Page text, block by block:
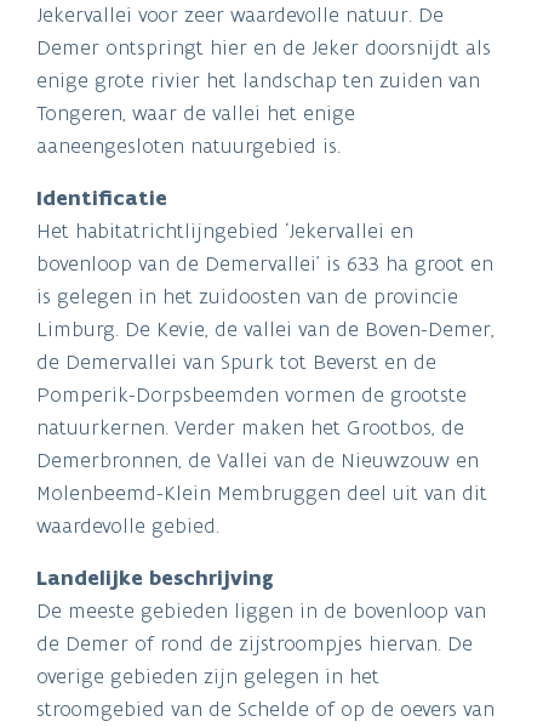
Jekervallei voor zeer waardevolle natuur. De
Demer ontspringt hier en de Jeker doorsnijdt als
enige grote rivier het landschap ten zuiden van
Tongeren, waar de vallei het enige
aaneengesloten natuurgebied is.
Identificatie
Het habitatrichtlijngebied ‘Jekervallei en
bovenloop van de Demervallei’ is 633 ha groot en
is gelegen in het zuidoosten van de provincie
Limburg. De Kevie, de vallei van de Boven-Demer,
de Demervallei van Spurk tot Beverst en de
Pomperik-Dorpsbeemden vormen de grootste
natuurkernen. Verder maken het Grootbos, de
Demerbronnen, de Vallei van de Nieuwzouw en
Molenbeemd-Klein Membruggen deel uit van dit
waardevolle gebied.
Landelijke beschrijving
De meeste gebieden liggen in de bovenloop van
de Demer of rond de zijstroompjes hiervan. De
overige gebieden zijn gelegen in het
stroomgebied van de Schelde of op de oevers van